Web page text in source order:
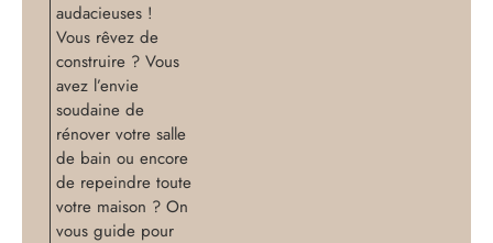
audacieuses !
Vous rêvez de
construire ? Vous
avez l’envie
soudaine de
rénover votre salle
de bain ou encore
de repeindre toute
votre maison ? On
vous guide pour